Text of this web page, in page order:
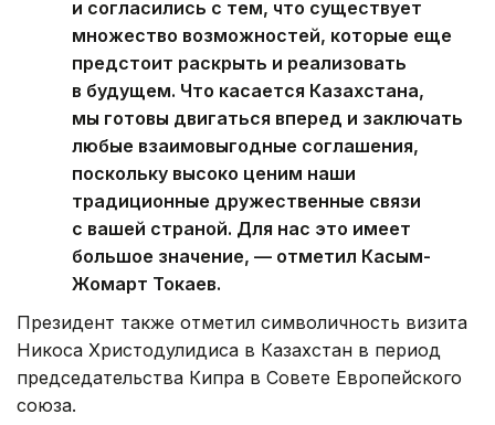
и согласились с тем, что существует
множество возможностей, которые еще
предстоит раскрыть и реализовать
в будущем. Что касается Казахстана,
мы готовы двигаться вперед и заключать
любые взаимовыгодные соглашения,
поскольку высоко ценим наши
традиционные дружественные связи
с вашей страной. Для нас это имеет
большое значение, — отметил Касым-
Жомарт Токаев.
Президент также отметил символичность визита
Никоса Христодулидиса в Казахстан в период
председательства Кипра в Совете Европейского
союза.